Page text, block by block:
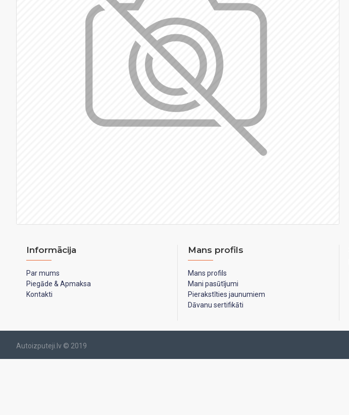
Informācija
Par mums
Piegāde & Apmaksa
Kontakti
Mans profils
Mans profils
Mani pasūtījumi
Pierakstīties jaunumiem
Dāvanu sertifikāti
Autoizputeji.lv © 2019